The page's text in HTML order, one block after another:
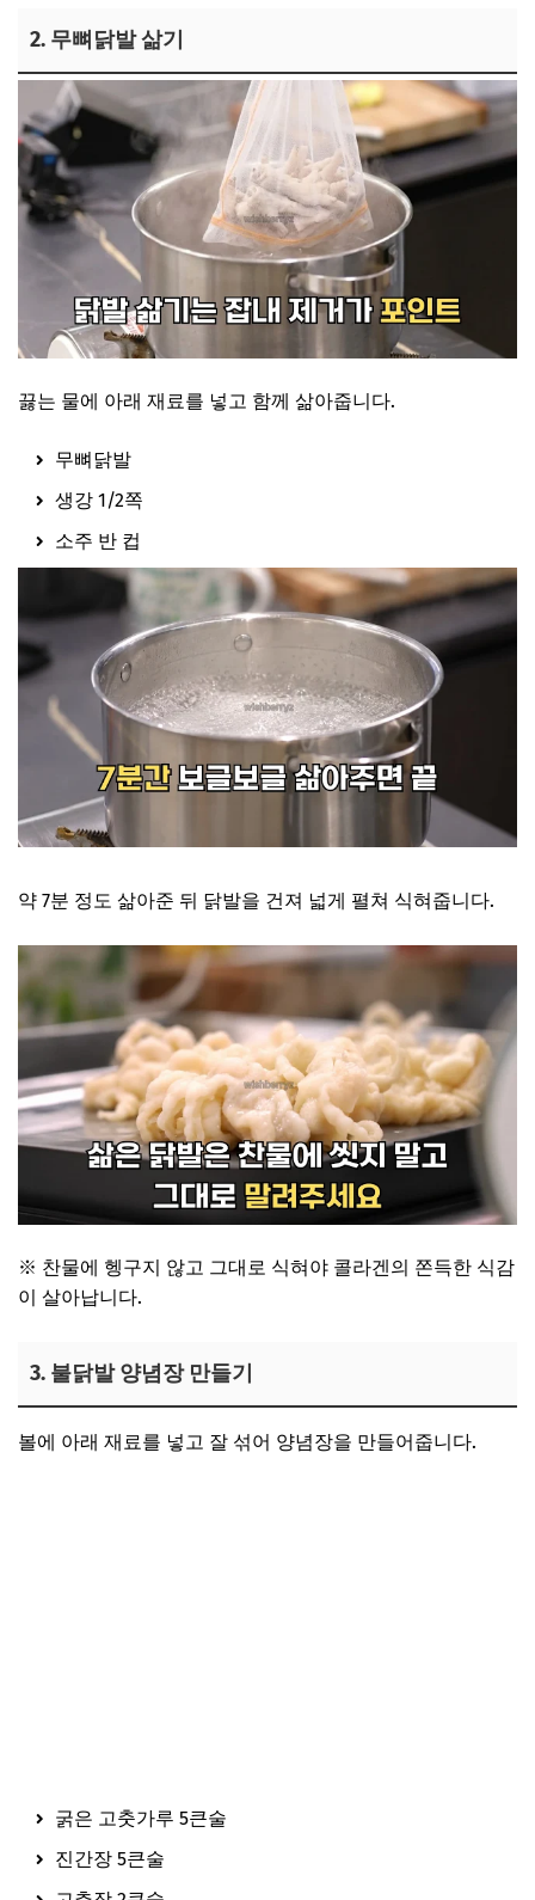
2. 무뼈닭발 삶기
끓는 물에 아래 재료를 넣고 함께 삶아줍니다.
무뼈닭발
생강 1/2쪽
소주 반 컵
약 7분 정도 삶아준 뒤 닭발을 건져 넓게 펼쳐 식혀줍니다.
※ 찬물에 헹구지 않고 그대로 식혀야 콜라겐의 쫀득한 식감
이 살아납니다.
3. 불닭발 양념장 만들기
볼에 아래 재료를 넣고 잘 섞어 양념장을 만들어줍니다.
굵은 고춧가루 5큰술
진간장 5큰술